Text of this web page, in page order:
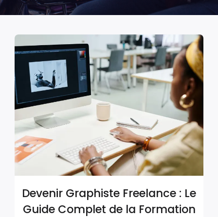
Devenir Graphiste Freelance : Le
Guide Complet de la Formation